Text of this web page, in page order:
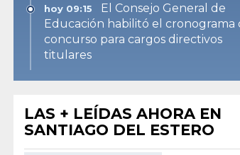
hoy 09:15
El Consejo General de
Educación habilitó el cronograma
concurso para cargos directivos
titulares
LAS + LEÍDAS AHORA EN
SANTIAGO DEL ESTERO